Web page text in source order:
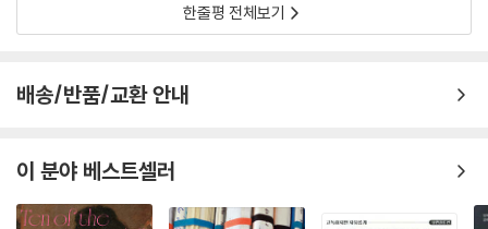
한줄평 전체보기
배송/반품/교환 안내
이 분야 베스트셀러